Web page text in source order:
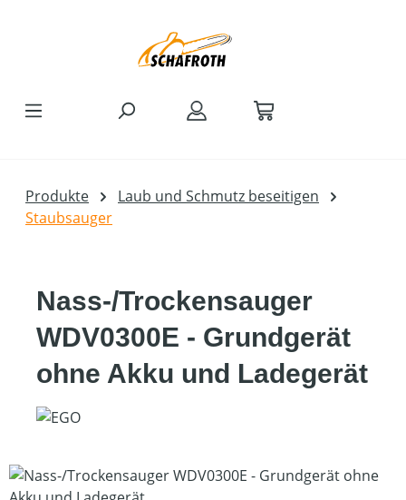
Produkte
Laub und Schmutz beseitigen
Staubsauger
Nass-/Trockensauger
WDV0300E - Grundgerät
ohne Akku und Ladegerät
Bildergalerie überspringen